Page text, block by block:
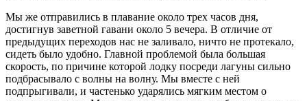
Мы же отправились в плавание около трех часов дня,
достигнув заветной гавани около 5 вечера. В отличие от
предыдущих переходов нас не заливало, ничто не протекало,
сидеть было удобно. Главной проблемой была большая
скорость, по причине которой лодку посреди лагуны сильно
подбрасывало с волны на волну. Мы вместе с ней
подпрыгивали, и частенько ударялись мягким местом о